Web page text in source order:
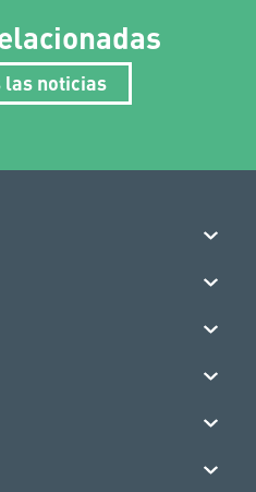
las noticias